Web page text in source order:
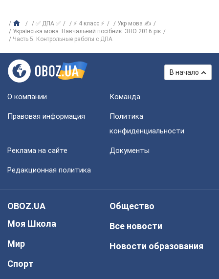
✅ ДПА ✅ ⚡ 4 класс ⚡
Укр мова ✍
Українська мова. Навчальний посібник. ЗНО 2016 рік
Часть 5. Контрольные работы с ДПА
В начало
О компании Команда
Правовая информация
Политика
конфиденциальности
Реклама на сайте Документы
Редакционная политика
OBOZ.UA
Моя Школа
Мир
Спорт
Общество
Все новости
Новости образования